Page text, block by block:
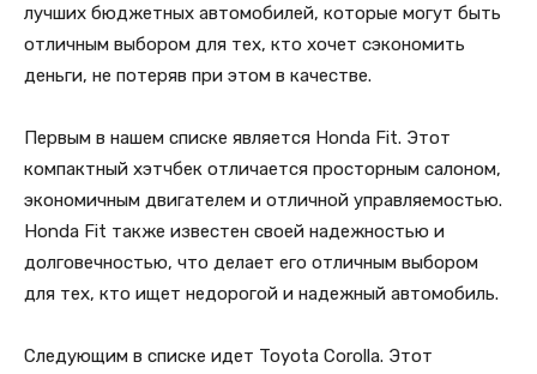
лучших бюджетных автомобилей, которые могут быть
отличным выбором для тех, кто хочет сэкономить
деньги, не потеряв при этом в качестве.
Первым в нашем списке является Honda Fit. Этот
компактный хэтчбек отличается просторным салоном,
экономичным двигателем и отличной управляемостью.
Honda Fit также известен своей надежностью и
долговечностью, что делает его отличным выбором
для тех, кто ищет недорогой и надежный автомобиль.
Следующим в списке идет Toyota Corolla. Этот